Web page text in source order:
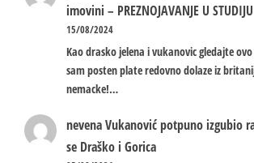
imovini – PREZNOJAVANJE U STUDIJU
15/08/2024
Kao drasko jelena i vukanovic gledajte
sam posten plate redovno dolaze iz
nemacke!…
nevenaVukanović potpuno izgubio
se Draško i Gorica